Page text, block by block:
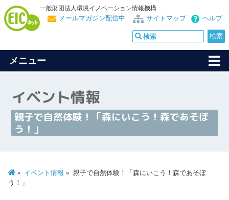
一般財団法人環境イノベーション情報機構
ヘルプ
サイトマップ
メールマガジン配信中
メニュー
イベント情報
親子で自然体験！「森にいこう！森であそぼ
う！」
イベント情報
親子で自然体験！「森にいこう！森であそぼ
う！」